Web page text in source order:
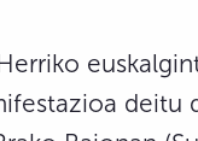
deitu